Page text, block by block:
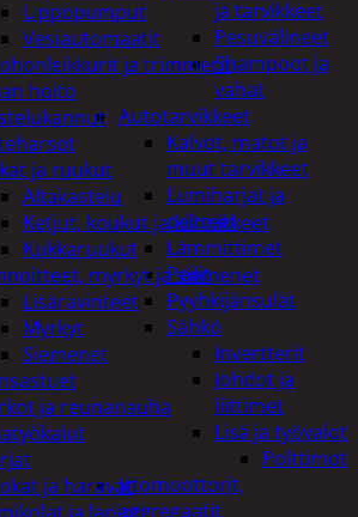
ja tarvikkeet
Pesuvälineet
Shampoot ja
vahat
Autotarvikkeet
Kalvot, matot ja
muut tarvikkeet
Lumiharjat ja
peitteet
Lämmittimet
Peilit
Pyyhkijänsulat
Sähkö
Invertterit
Johdot ja
liittimet
Lisä ja työvalot
Polttimot
Irtomoottorit,
aggregaatit
Uppopumput
Vesiautomaatit
ja trimmerit
hoito
ja ruukut
Altakastelu
Ketjut, koukut ja kiinnikkeet
Kukkaruukut
myrkyt ja siemenet
Lisäravinteet
Myrkyt
Siemenet
ja reunanauha
ja haravat